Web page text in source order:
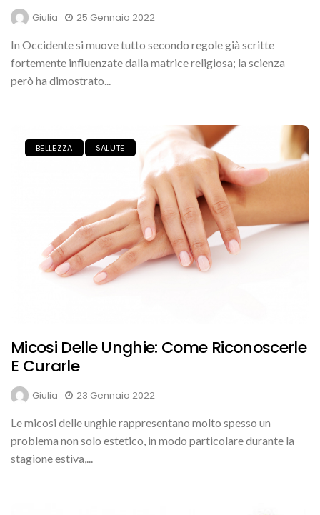
Giulia
25 Gennaio 2022
In Occidente si muove tutto secondo regole già scritte
fortemente influenzate dalla matrice religiosa; la scienza
però ha dimostrato...
BELLEZZA SALUTE
Micosi Delle Unghie: Come Riconoscerle
E Curarle
Giulia
23 Gennaio 2022
Le micosi delle unghie rappresentano molto spesso un
problema non solo estetico, in modo particolare durante la
stagione estiva,...